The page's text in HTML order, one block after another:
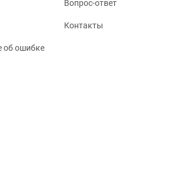
Вопрос-ответ
Контакты
об ошибке